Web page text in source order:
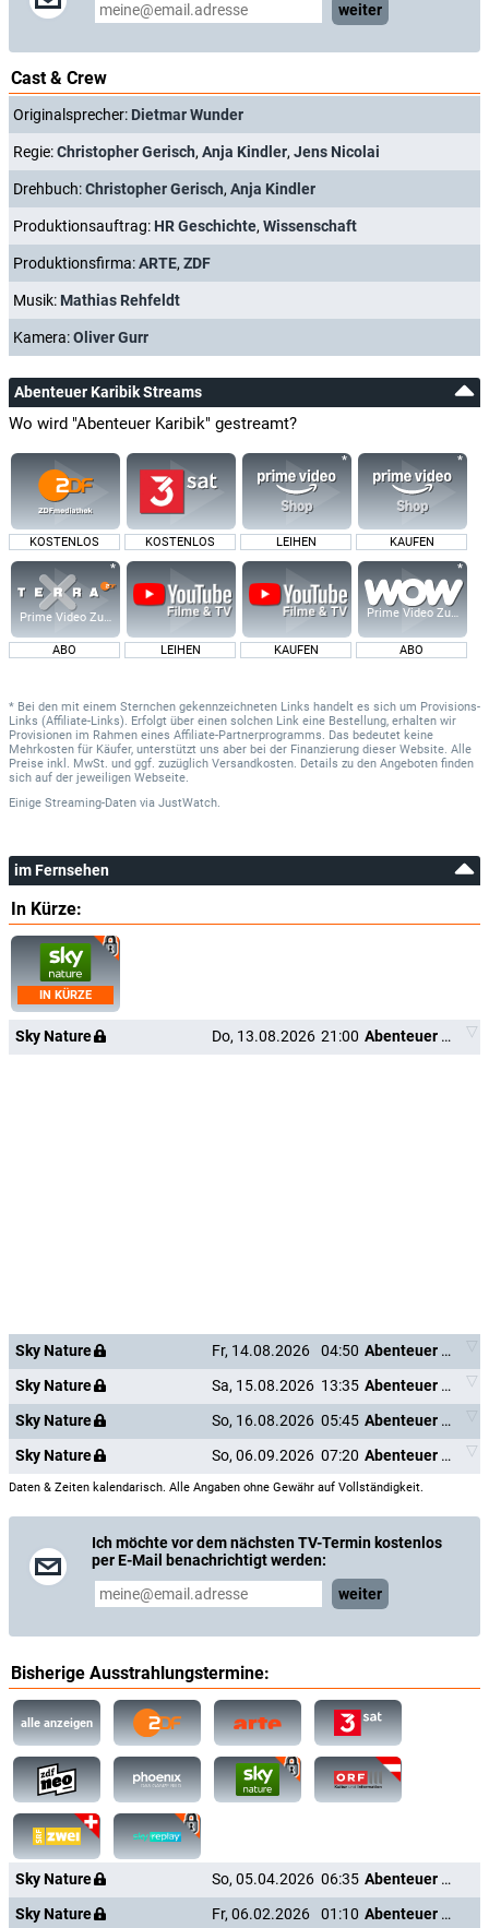
weiter
Cast & Crew
Originalsprecher: Dietmar Wunder
Regie:Christopher Gerisch, Anja Kindler, Jens Nicolai
Drehbuch:Christopher Gerisch, Anja Kindler
Produktionsauftrag: HR Geschichte, Wissenschaft
Produktionsfirma:ARTE, ZDF
Musik: Mathias Rehfeldt
Kamera:Oliver Gurr
Abenteuer Karibik Streams
Wo wird "Abenteuer Karibik" gestreamt?
KOSTENLOS KOSTENLOS LEIHEN KAUFEN
Prime Video Zusatz-Kanäle
ABO LEIHEN KAUFEN
Prime Video Zusatz-
ABO
* Bei den mit einem Sternchen gekennzeichneten Links handelt es sich um Provisions-
Links (Affiliate-Links). Erfolgt über einen solchen Link eine Bestellung, erhalten wir
Provisionen im Rahmen eines Affiliate-Partnerprogramms. Das bedeutet keine
Mehrkosten für Käufer, unterstützt uns aber bei der Finanzierung dieser Website. Alle
Preise inkl. MwSt. und ggf. zuzüglich Versandkosten. Details zu den Angeboten finden
sich auf der jeweiligen Webseite.
Einige Streaming-Daten via JustWatch.
im Fernsehen
In Kürze:
IN KÜRZE
Sky Nature Do, 13.08.2026 21:00 Abenteuer Karibik
Sky Nature Fr, 14.08.2026 04:50
Abenteuer Karibik
Sky Nature
Sa, 15.08.2026 13:35
Abenteuer Karibik
Sky Nature
So, 16.08.2026 05:45
Abenteuer Karibik
Sky Nature
So, 06.09.2026 07:20 Abenteuer Karibik
Daten & Zeiten kalendarisch. Alle Angaben ohne Gewähr auf Vollständigkeit.
Ich möchte vor dem nächsten TV-Termin kostenlos
per E-Mail benachrichtigt werden:
weiter
Bisherige Ausstrahlungstermine:
alle anzeigen
Sky Nature So, 05.04.2026 06:35
Abenteuer Karibik
Sky Nature
Fr, 06.02.2026 01:10 Abenteuer Karibik